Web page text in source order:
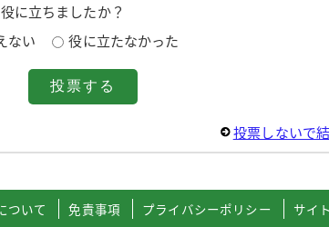
に立ちましたか？
ない 役に立たなかった
投票しないで
ついて 免責事項 プライバシーポリシー サイ